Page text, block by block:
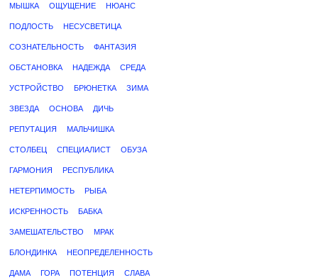
МЫШКА ОЩУЩЕНИЕ НЮАНС
ПОДЛОСТЬ НЕСУСВЕТИЦА
СОЗНАТЕЛЬНОСТЬ ФАНТАЗИЯ
ОБСТАНОВКА НАДЕЖДА СРЕДА
УСТРОЙСТВО БРЮНЕТКА ЗИМА
ЗВЕЗДА ОСНОВА ДИЧЬ
РЕПУТАЦИЯ МАЛЬЧИШКА
СТОЛБЕЦ СПЕЦИАЛИСТ ОБУЗА
ГАРМОНИЯ РЕСПУБЛИКА
НЕТЕРПИМОСТЬ РЫБА
ИСКРЕННОСТЬ БАБКА
ЗАМЕШАТЕЛЬСТВО МРАК
БЛОНДИНКА НЕОПРЕДЕЛЕННОСТЬ
ДАМА ГОРА ПОТЕНЦИЯ СЛАВА